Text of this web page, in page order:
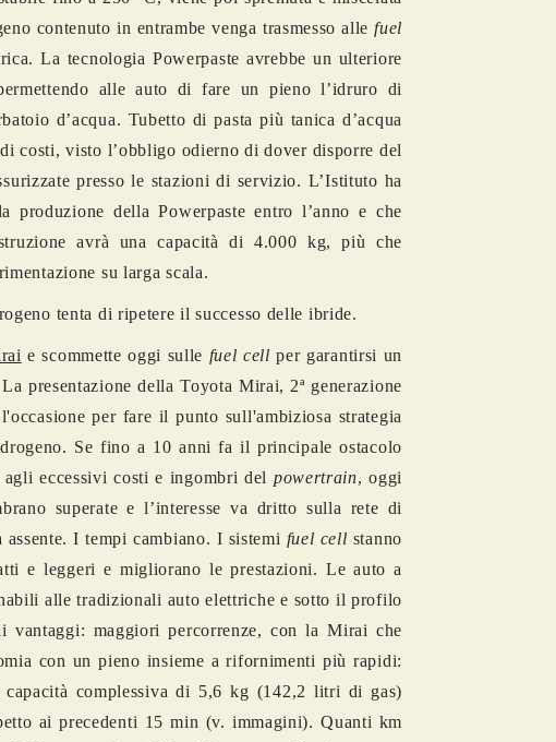
contenuto in entrambe venga trasmesso allefuel
La tecnologia Powerpaste avrebbe un ulteriore
alle auto di fare un pieno l’idruro di
d’acqua. Tubetto di pasta più tanica d’acqua
costi, visto l’obbligo odierno di dover disporre del
presso le stazioni di servizio. L’Istituto ha
produzione della Powerpaste entro l’anno e che
avrà una capacità di 4.000 kg, più che
su larga scala.
tenta di ripetere il successo delle ibride.
e scommette oggi sulle fuel cell per garantirsi un
presentazione della Toyota Mirai, 2ª generazione
per fare il punto sull'ambiziosa strategia
Se fino a 10 anni fa il principale ostacolo
eccessivi costi e ingombri del powertrain, oggi
superate e l’interesse va dritto sulla rete di
I tempi cambiano. I sistemi fuel cell stanno
e leggeri e migliorano le prestazioni. Le auto a
alle tradizionali auto elettriche e sotto il profilo
vantaggi: maggiori percorrenze, con la Mirai che
con un pieno insieme a rifornimenti più rapidi:
complessiva di 5,6 kg (142,2 litri di gas)
ai precedenti 15 min (v. immagini). Quanti km